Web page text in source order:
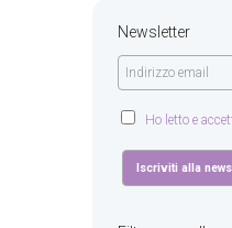
Newsletter
Ho letto e